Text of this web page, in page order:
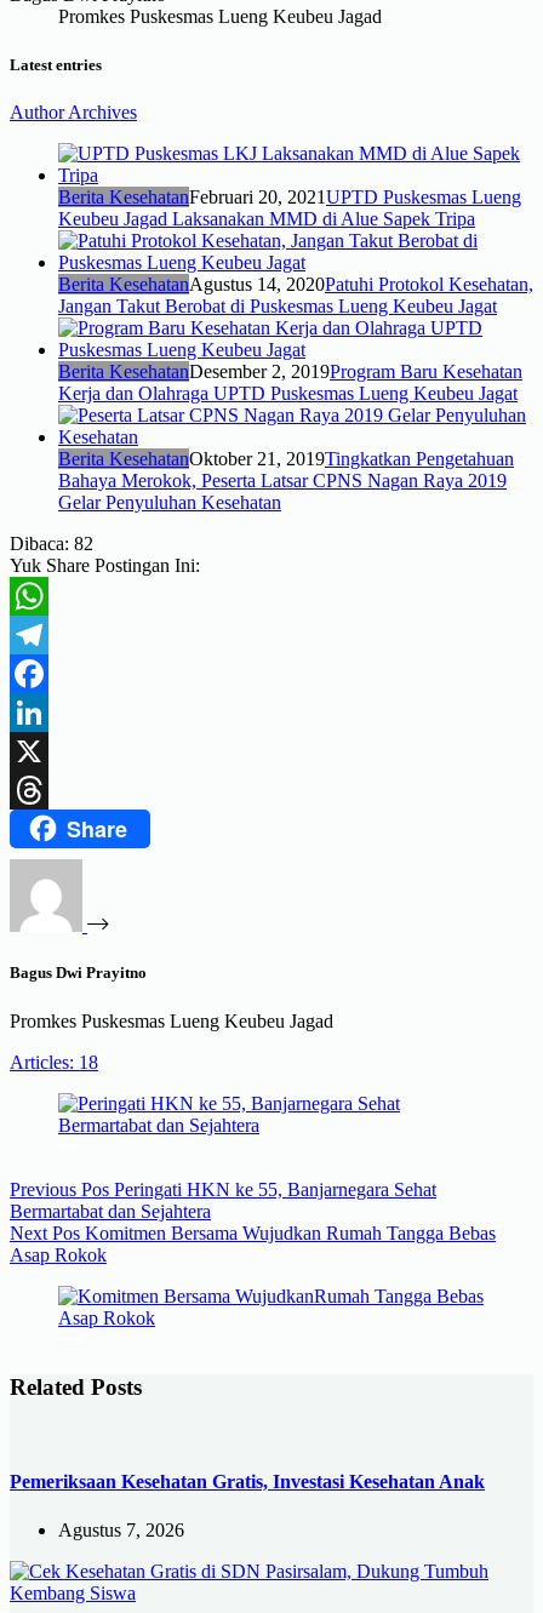
Promkes Puskesmas Lueng Keubeu Jagad
Latest entries
Author Archives
Berita KesehatanFebruari 20, 2021UPTD Puskesmas Lueng
Keubeu Jagad Laksanakan MMD di Alue Sapek Tripa
Berita KesehatanAgustus 14, 2020Patuhi Protokol Kesehatan,
Jangan Takut Berobat di Puskesmas Lueng Keubeu Jagat
Berita KesehatanDesember 2, 2019Program Baru Kesehatan
Kerja dan Olahraga UPTD Puskesmas Lueng Keubeu Jagat
Berita KesehatanOktober 21, 2019Tingkatkan Pengetahuan
Bahaya Merokok, Peserta Latsar CPNS Nagan Raya 2019
Gelar Penyuluhan Kesehatan
Dibaca: 82
Yuk Share Postingan Ini:
WhatsApp
Telegram
Facebook
LinkedIn
X
ThreadsShare
Bagus Dwi Prayitno
Promkes Puskesmas Lueng Keubeu Jagad
Articles: 18
Previous Pos Peringati HKN ke 55, Banjarnegara Sehat
Bermartabat dan Sejahtera
Next Pos Komitmen Bersama Wujudkan Rumah Tangga Bebas
Asap Rokok
Related Posts
Pemeriksaan Kesehatan Gratis, Investasi Kesehatan Anak
Agustus 7, 2026